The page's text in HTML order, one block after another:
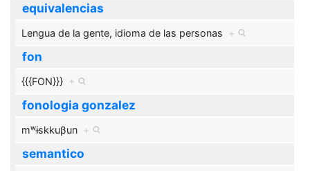
equivalencias
Lengua de la gente, idioma de las personas +
fon
{{{FON}}} +
fonologia gonzalez
mʷɨskkuβun +
semantico